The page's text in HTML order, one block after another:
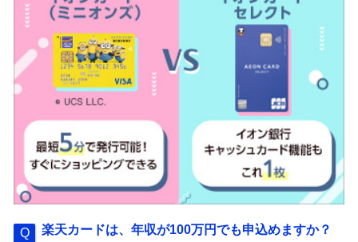
楽天カードは、年収が100万円でも申込めますか？